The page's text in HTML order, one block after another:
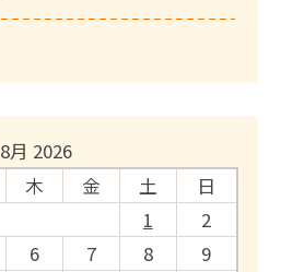
8月 2026
木 金 土
日
1
2
6 7 8
9